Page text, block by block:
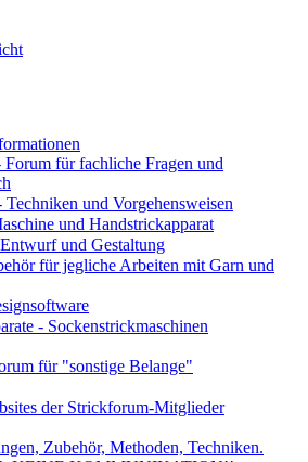
für fachliche Fragen und
und Vorgehensweisen
und Handstrickapparat
und Gestaltung
für jegliche Arbeiten mit Garn und
- Sockenstrickmaschinen
für "sonstige Belange"
der Strickforum-Mitglieder
Zubehör, Methoden, Techniken.